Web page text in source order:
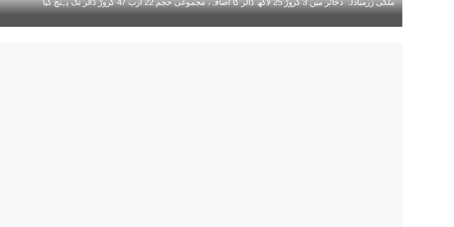
ملکی زرمبادلہ ذخائر میں 3 کروڑ 25 لاکھ ڈالر کا اضافہ، مجموعی حجم 22 ارب 47 کروڑ ڈالر تک پہنچ گیا